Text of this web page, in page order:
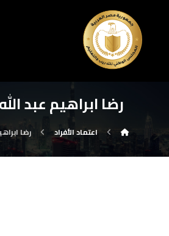
رضا ابراهيم عبد
اعتماد الأفراد رضا